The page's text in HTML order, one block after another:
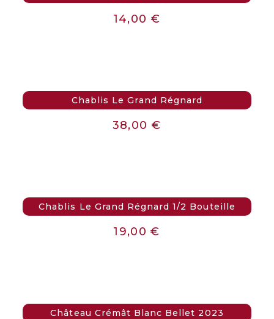
14,00 €
Chablis Le Grand Régnard
38,00 €
Chablis Le Grand Régnard 1/2 Bouteille
19,00€
Château Crémât Blanc Bellet 2023